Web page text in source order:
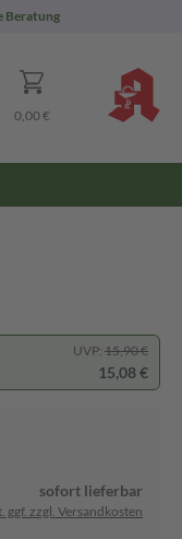
Beratung
0,00 €
UVP: 15,90 €
15,08 €
sofort lieferbar
ggf. zzgl. Versandkosten